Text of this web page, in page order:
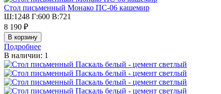
Стол письменный Монако ПС-06 кашемир
Ш:1248 Г:600 В:721
8 190 ₽
Подробнее
В наличии: 1